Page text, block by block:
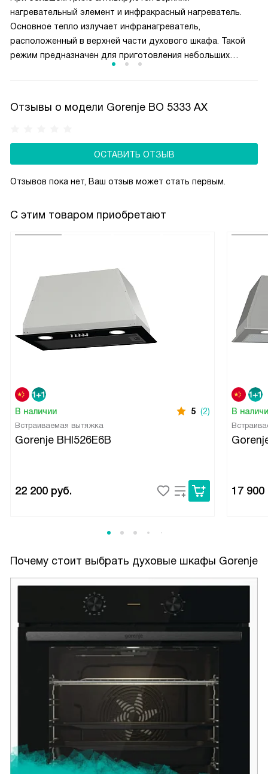
нагревательный элемент и инфракрасный нагреватель.
Основное тепло излучает инфранагреватель,
расположенный в верхней части духового шкафа. Такой
режим предназначен для приготовления небольших
Отзывы о модели Gorenje BO 5333 AX
ОСТАВИТЬ ОТЗЫВ
Отзывов пока нет, Ваш отзыв может стать первым.
С этим товаром приобретают
В наличии 5 (2)
Встраиваемая вытяжка
Gorenje BHI526E6B
22 200 руб.
В
17 900
Почему стоит выбрать духовые шкафы Gorenje